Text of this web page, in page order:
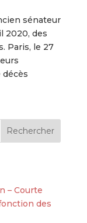
sénateur
2020, des
Paris, le 27
décès
– Courte
des